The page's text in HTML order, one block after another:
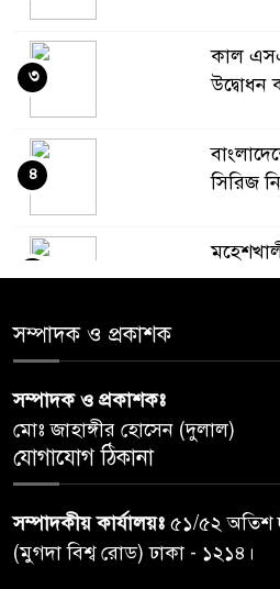
কাল
উদ্বোধন
৩
সিরিজ
৪
পৌঁছেছেন
৬
গাজার
৭
কুলাউড়া
৮
সম্পাদক ও প্রকাশক
সম্পাদক ও প্রকাশকঃ
মোঃ জাহাঙ্গীর হোসেন (দুলাল)
যোগাযোগ ঠিকানা
সম্পাদকীয় কার্যালয়ঃ ৫১/৫২ অতিশ
(মুগদা বিশ্ব রোড) ঢাকা - ১২১৪।